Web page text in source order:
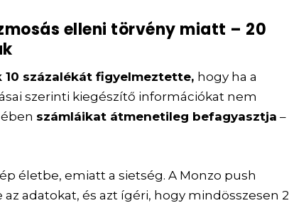
elleni törvény miatt – 20
10 százalékát figyelmeztette, hogy ha a
szerinti kiegészítő információkat nem
számláikat átmenetileg befagyasztja –
életbe, emiatt a sietség. A Monzo push
adatokat, és azt ígéri, hogy mindösszesen 2